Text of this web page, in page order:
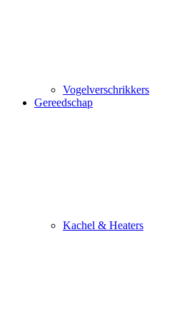
Vogelverschrikkers
Gereedschap
Kachel & Heaters